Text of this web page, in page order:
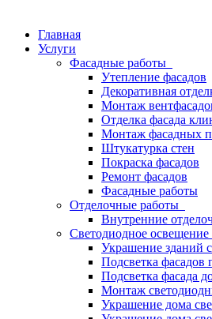
Главная
Услуги
Фасадные работы
Утепление фасадов
Декоративная
Монтаж
Отделка фасада
Монтаж фасадных
Штукатурка стен
Покраска фасадов
Ремонт фасадов
Фасадные работы
Отделочные работы
Внутренние
Светодиодное освещение
Украшение зданий
Подсветка фасадов
Подсветка фасада
Монтаж
Украшение дома